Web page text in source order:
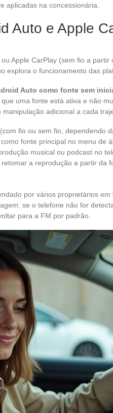
aplicadas na concessionária.
Auto e Apple
Apple CarPlay (sem fio a
explora o funcionamento das
Auto como fonte sem
que uma fonte está ativa e não
adicional a cada
fio ou sem fio, dependendo
fonte principal no menu de
musical ou podcast no
a reprodução a partir da
por vários proprietários em
se o telefone não for
para a FM por padrão.